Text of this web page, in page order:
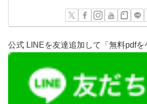
公式 LINEを友達追加して「無料pdfを